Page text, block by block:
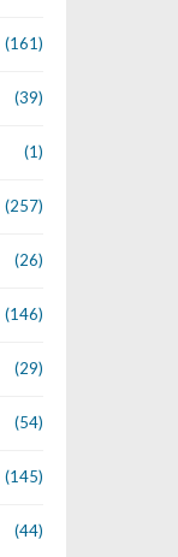
(161)
(39)
(1)
(257)
(26)
(146)
(29)
(54)
(145)
(44)